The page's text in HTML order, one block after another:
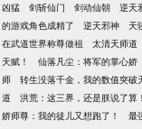
凶猛
剑斩仙门 剑动仙朝 逆天
的游戏角色成精了
逆天邪神 天
在武道世界称尊做祖
太清天师道
天赋！
仙落凡尘：将军的掌心娇
师
转生没落千金，我的数值突破
道
洪荒：这三界，还是朕说了算！
娇师尊：我的徒儿又想跑了！
最